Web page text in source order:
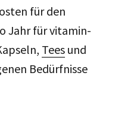
für den
Jahr für vitamin-
Tees und
Bedürfnisse